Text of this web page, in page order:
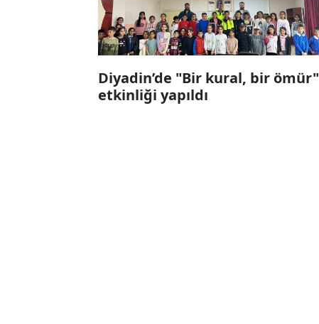
Diyadin’de "Bir kural, bir ömür"
etkinliği yapıldı